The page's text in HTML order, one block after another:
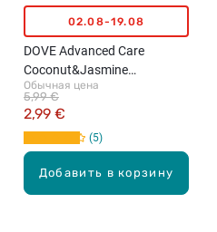
Добавить в корзину
02.08-19.08
DOVE Advanced Care
Coconut&Jasmine
распыляемый
антиперспирант, 150мл
Обычная цена
2,99 €
5,99 €
5